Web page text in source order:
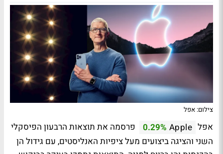
צילום: אפל
אפל Apple
0.29%
פרסמה את תוצאות הרבעון הפיסקלי
השני והציגה ביצועים מעל ציפיות האנליסטים, עם גידול הן